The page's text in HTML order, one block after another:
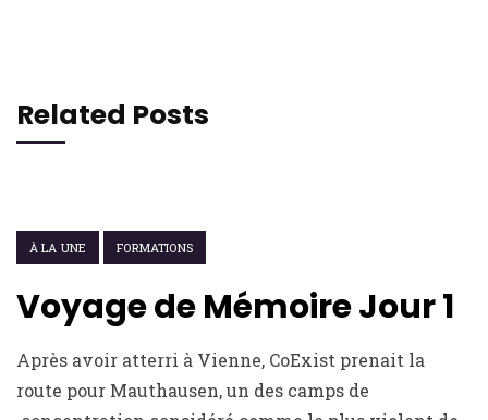
Related Posts
À LA UNE FORMATIONS
Voyage de Mémoire Jour 1
Après avoir atterri à Vienne, CoExist prenait la
route pour Mauthausen, un des camps de